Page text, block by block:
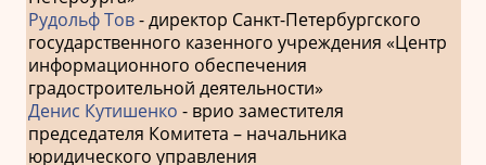
Рудольф Тов- директор Санкт-Петербургского
государственного казенного учреждения «Центр
информационного обеспечения
градостроительной деятельности»
Денис Кутишенко - врио заместителя
председателя Комитета – начальника
юридического управления